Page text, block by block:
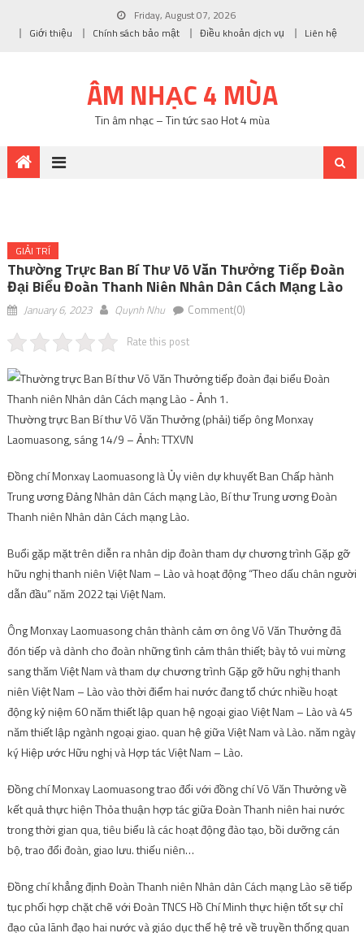
Friday, August 07, 2026
Giới thiệu
Chính sách bảo mật Điều khoản dịch vụ Liên hệ
ÂM NHẠC 4 MÙA
Tin âm nhạc – Tin tức sao Hot 4 mùa
GIẢI TRÍ
Thường Trực Ban Bí Thư Võ Văn Thưởng Tiếp Đoàn
Đại Biểu Đoàn Thanh Niên Nhân Dân Cách Mạng Lào
January 6, 2023 Quynh Nhu Comment(0)
Rate this post
Thường trực Ban Bí thư Võ Văn Thưởng (phải) tiếp ông Monxay
Laomuasong, sáng 14/9 – Ảnh: TTXVN
Đồng chí Monxay Laomuasong là Ủy viên dự khuyết Ban Chấp hành
Trung ương Đảng Nhân dân Cách mạng Lào, Bí thư Trung ương Đoàn
Thanh niên Nhân dân Cách mạng Lào.
Buổi gặp mặt trên diễn ra nhân dịp đoàn tham dự chương trình Gặp gỡ
hữu nghị thanh niên Việt Nam – Lào và hoạt động “Theo dấu chân người
dẫn đầu” năm 2022 tại Việt Nam.
Ông Monxay Laomuasong chân thành cảm ơn ông Võ Văn Thưởng đã
đón tiếp và dành cho đoàn những tình cảm thân thiết; bày tỏ vui mừng
sang thăm Việt Nam và tham dự chương trình Gặp gỡ hữu nghị thanh
niên Việt Nam – Lào vào thời điểm hai nước đang tổ chức nhiều hoạt
động kỷ niệm 60 năm thiết lập quan hệ ngoại giao Việt Nam – Lào và 45
năm thiết lập ngành ngoại giao. quan hệ giữa Việt Nam và Lào. năm ngày
ký Hiệp ước Hữu nghị và Hợp tác Việt Nam – Lào.
Đồng chí Monxay Laomuasong trao đổi với đồng chí Võ Văn Thưởng về
kết quả thực hiện Thỏa thuận hợp tác giữa Đoàn Thanh niên hai nước
trong thời gian qua, tiêu biểu là các hoạt động đào tạo, bồi dưỡng cán
bộ, trao đổi đoàn, giao lưu. thiếu niên…
Đồng chí khẳng định Đoàn Thanh niên Nhân dân Cách mạng Lào sẽ tiếp
tục phối hợp chặt chẽ với Đoàn TNCS Hồ Chí Minh thực hiện tốt sự chỉ
đạo của lãnh đạo hai nước và giáo dục thế hệ trẻ về truyền thống quan